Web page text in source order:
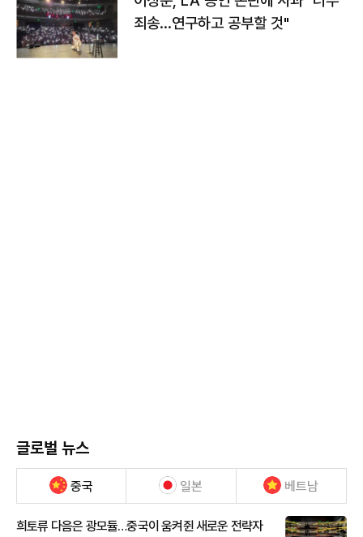
죄송…연구하고 공부할 것"
글로벌 뉴스
중국 일본 베트남
희토류 다음은 광모듈…중국이 움켜쥔 새로운 전략자